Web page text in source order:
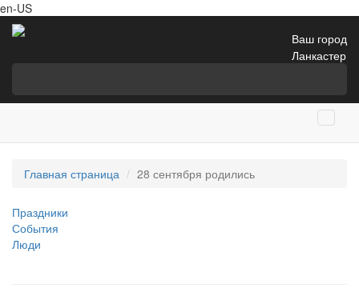
en-US
Ваш город
Ланкастер
Главная страница 28 сентября родились
Праздники
События
Люди